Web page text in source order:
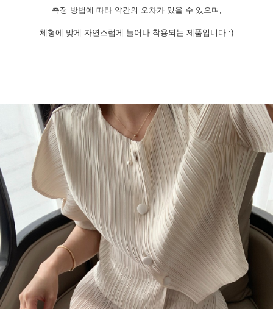
측정 방법에 따라 약간의 오차가 있을 수 있으며,
체형에 맞게 자연스럽게 늘어나 착용되는 제품입니다 :)